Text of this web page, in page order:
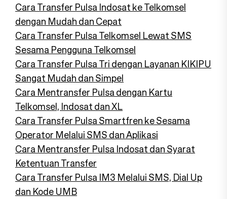
Cara Transfer Pulsa Indosat ke Telkomsel
dengan Mudah dan Cepat
Cara Transfer Pulsa Telkomsel Lewat SMS
Sesama Pengguna Telkomsel
Cara Transfer Pulsa Tri dengan Layanan KIKIPU
Sangat Mudah dan Simpel
Cara Mentransfer Pulsa dengan Kartu
Telkomsel, Indosat dan XL
Cara Transfer Pulsa Smartfren ke Sesama
Operator Melalui SMS dan Aplikasi
Cara Mentransfer Pulsa Indosat dan Syarat
Ketentuan Transfer
Cara Transfer Pulsa IM3 Melalui SMS, Dial Up
dan Kode UMB